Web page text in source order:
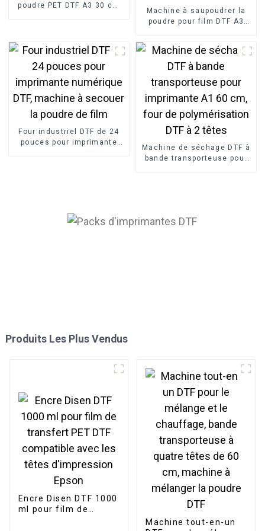
poudre PET DTF A3 30 cm
Machine à saupoudrer la
poudre pour film DTF A3
film de transfert, séchoir à
film DTF pour t-shirts
Four industriel DTF de 24
pouces pour imprimante
Machine de séchage DTF à
bande transporteuse pour
Produits Les Plus Vendus
Encre Disen DTF 1000
ml pour film de
Machine tout-en-un